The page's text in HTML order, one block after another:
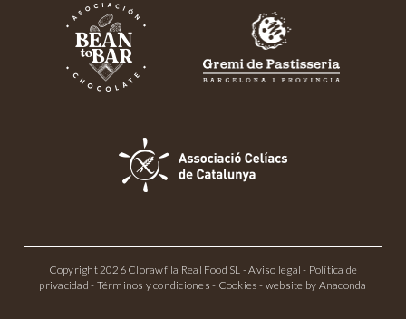
Copyright 2026 Clorawfila Real Food SL -Aviso legal - Política de
privacidad - Términos y condiciones - Cookies - website by Anaconda